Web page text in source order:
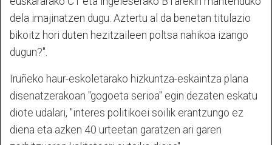
dela imajinatzen dugu. Aztertu al da benetan titulazio
bikoitz hori duten hezitzaileen poltsa nahikoa izango
dugun?".
Iruñeko haur-eskoletarako hizkuntza-eskaintza plana
disenatzerakoan "gogoeta serioa" egin dezaten eskatu
diote udalari, "interes politikoei soilik erantzungo ez
diena eta azken 40 urteetan garatzen ari garen